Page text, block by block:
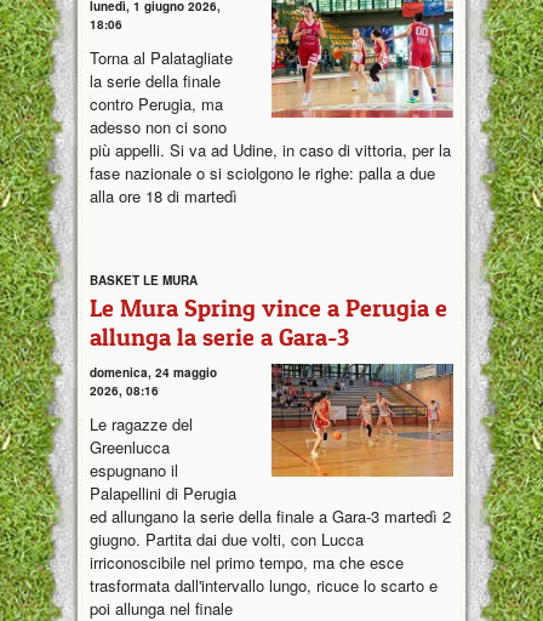
lunedì, 1 giugno 2026,
18:06
Torna al Palatagliate
la serie della finale
contro Perugia, ma
adesso non ci sono
più appelli. Si va ad Udine, in caso di vittoria, per la
fase nazionale o si sciolgono le righe: palla a due
alla ore 18 di martedì
BASKET LE MURA
Le Mura Spring vince a Perugia e
allunga la serie a Gara-3
domenica, 24 maggio
2026, 08:16
Le ragazze del
Greenlucca
espugnano il
Palapellini di Perugia
ed allungano la serie della finale a Gara-3 martedì 2
giugno. Partita dai due volti, con Lucca
irriconoscibile nel primo tempo, ma che esce
trasformata dall'intervallo lungo, ricuce lo scarto e
poi allunga nel finale